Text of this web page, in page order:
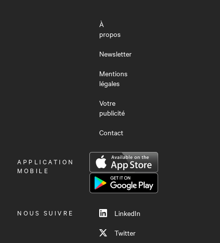
À
propos
Newsletter
Mentions
légales
Votre
publicité
Contact
OUVRIR
LE
APPLICATION
MOBILE
NOUS SUIVRE
LinkedIn
Twitter